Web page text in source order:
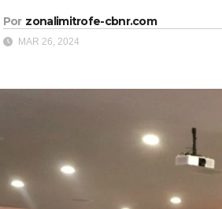
Por zonalimitrofe-cbnr.com
MAR 26, 2024